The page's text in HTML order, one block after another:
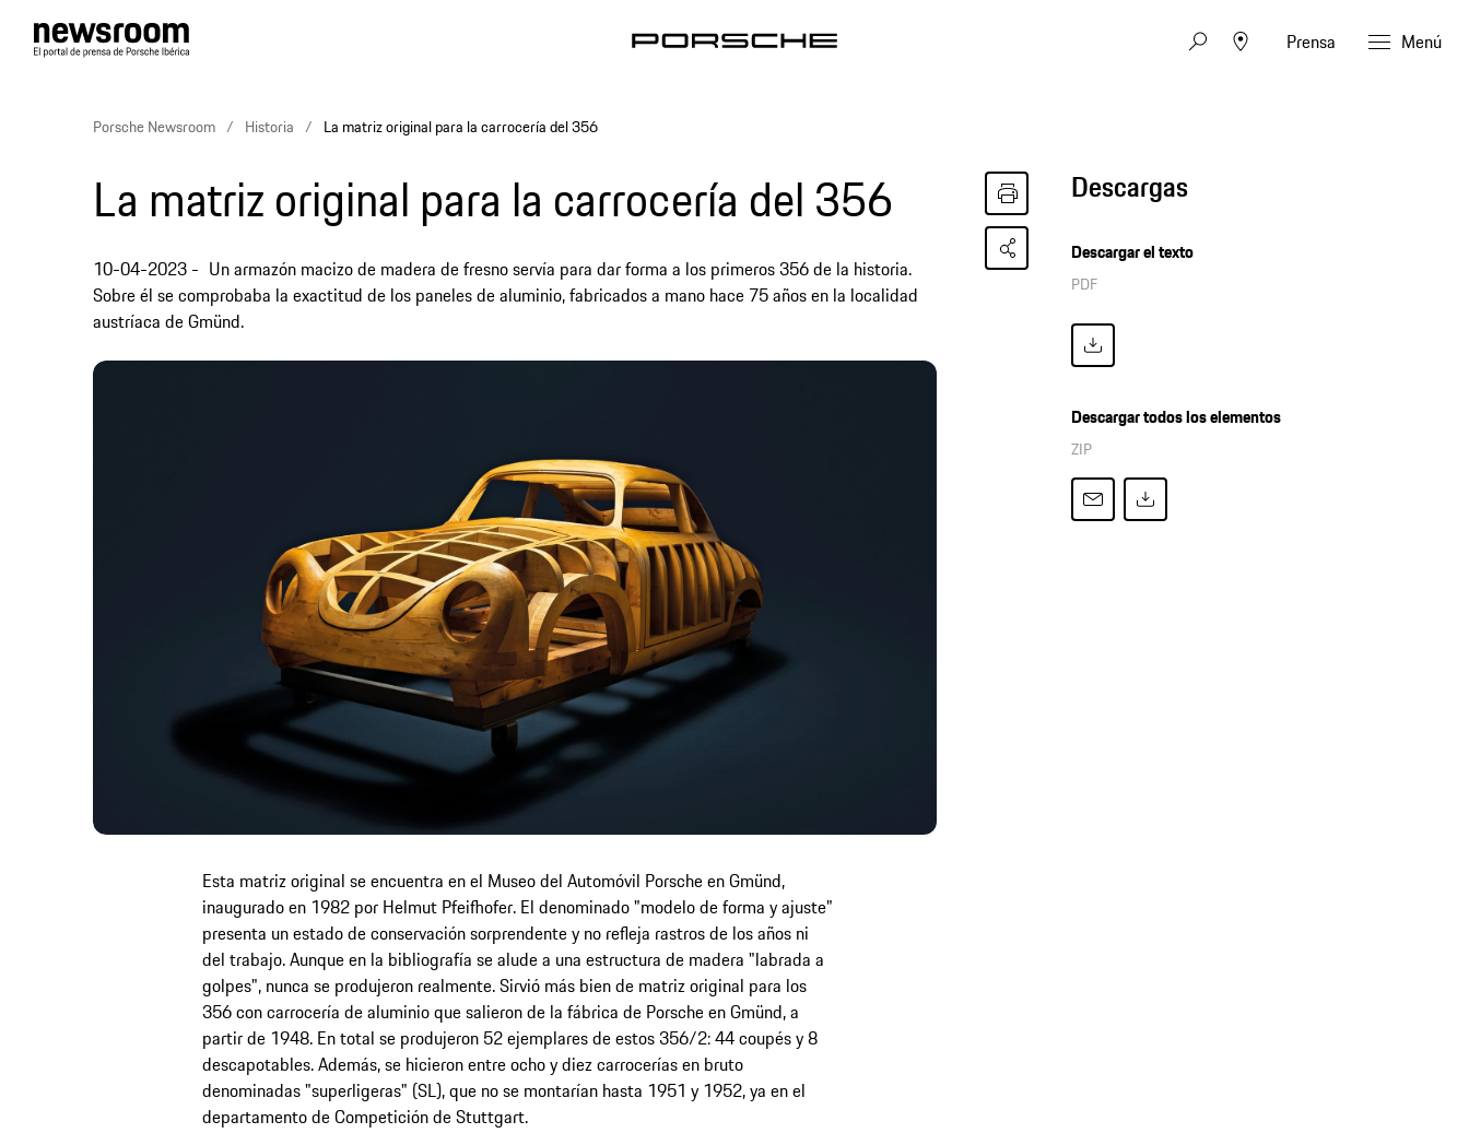
Prensa Menú
Porsche Newsroom Historia La matriz original para la carrocería del 356
La matriz original para la carrocería del 356
10-04-2023
Un armazón macizo de madera de fresno servía para dar forma a los primeros 356 de la historia.
Sobre él se comprobaba la exactitud de los paneles de aluminio, fabricados a mano hace 75 años en la localidad
austríaca de Gmünd.
Esta matriz original se encuentra en el Museo del Automóvil Porsche en Gmünd,
inaugurado en 1982 por Helmut Pfeifhofer. El denominado "modelo de forma y ajuste"
presenta un estado de conservación sorprendente y no refleja rastros de los años ni
del trabajo. Aunque en la bibliografía se alude a una estructura de madera "labrada a
golpes", nunca se produjeron realmente. Sirvió más bien de matriz original para los
356 con carrocería de aluminio que salieron de la fábrica de Porsche en Gmünd, a
partir de 1948. En total se produjeron 52 ejemplares de estos 356/2: 44 coupés y 8
descapotables. Además, se hicieron entre ocho y diez carrocerías en bruto
denominadas "superligeras" (SL), que no se montarían hasta 1951 y 1952, ya en el
departamento de Competición de Stuttgart.
Descargas
Descargar el texto
PDF
Descargar todos los elementos
ZIP